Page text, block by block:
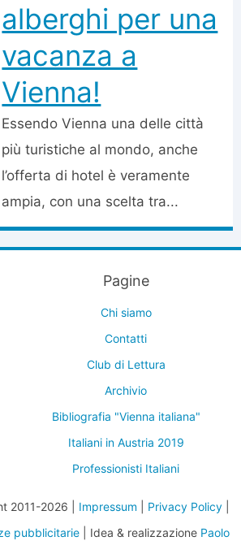
alberghi per una
vacanza a
Vienna!
Essendo Vienna una delle città
più turistiche al mondo, anche
l’offerta di hotel è veramente
ampia, con una scelta tra...
Pagine
Chi siamo
Contatti
Club di Lettura
Archivio
Bibliografia "Vienna italiana"
Italiani in Austria 2019
Professionisti Italiani
2011-2026 | Impressum Privacy Policy|
pubblicitarie | Idea & realizzazione Paolo